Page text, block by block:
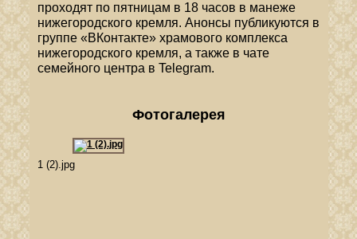
проходят по пятницам в 18 часов в манеже
нижегородского кремля. Анонсы публикуются в
группе «ВКонтакте» храмового комплекса
нижегородского кремля, а также в чате
семейного центра в Telegram.
Фотогалерея
1 (2).jpg